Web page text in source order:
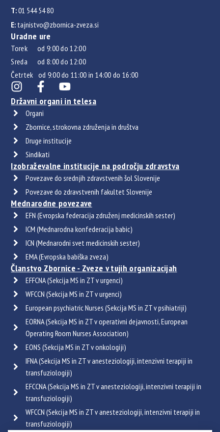
T:01 544 54 80
E: tajnistvo@zbornica-zveza.si
Uradne ure
Torek od 9:00 do 12:00
Sreda od 8:00 do 12:00
Četrtek od 9:00 do 11:00 in 14:00 do 16:00
Državni organi in telesa
Organi
Zbornice, strokovna združenja in društva
Druge institucije
Sindikati
Izobraževalne institucije na področju zdravstva
Povezave do srednjih zdravstvenih šol Slovenije
Povezave do zdravstvenih fakultet Slovenije
Mednarodne povezave
EFN (Evropska federacija združenj medicinskih sester)
ICM (Mednarodna konfederacija babic)
ICN (Mednarodni svet medicinskih sester)
EMA (Evropska babiška zveza)
Članstvo Zbornice - Zveze v tujih organizacijah
EFFCNA (Sekcija MS in ZT v urgenci)
WFCCN (Sekcija MS in ZT v urgenci)
European psychiatric Nurses (Sekcija MS in ZT v psihiatriji)
EORNA (Sekcija MS in ZT v operativni dejavnosti, European
Operating Room Nurses Association)
EONS (Sekcija MS in ZT v onkologiji)
IFNA (Sekcija MS in ZT v anesteziologiji, intenzivni terapiji in
transfuziologiji)
EFCCNA (Sekcija MS in ZT v anesteziologiji, intenzivni terapiji in
transfuziologiji)
WFCCN (Sekcija MS in ZT v anesteziologiji, intenzivni terapiji in
transfuziologiji)